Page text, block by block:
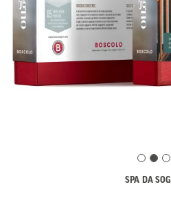
SPA DA